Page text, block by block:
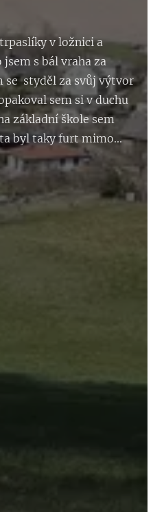
v ložnici a
jsem s bál vraha za
se styděl za svůj výtvor
sem si v duchu
základní škole sem
byl taky furt mimo...